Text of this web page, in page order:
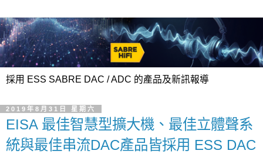
採用 ESS SABRE DAC / ADC 的產品及新訊報導
2019年8月31日 星期六
EISA 最佳智慧型擴大機、最佳立體聲系
統與最佳串流DAC產品皆採用 ESS DAC